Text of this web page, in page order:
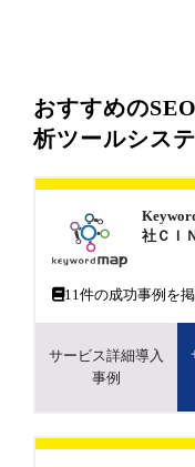
おすすめの
析ツールシス
社ＣＩ
11件の成功事例を掲
サービス詳細導入
事例